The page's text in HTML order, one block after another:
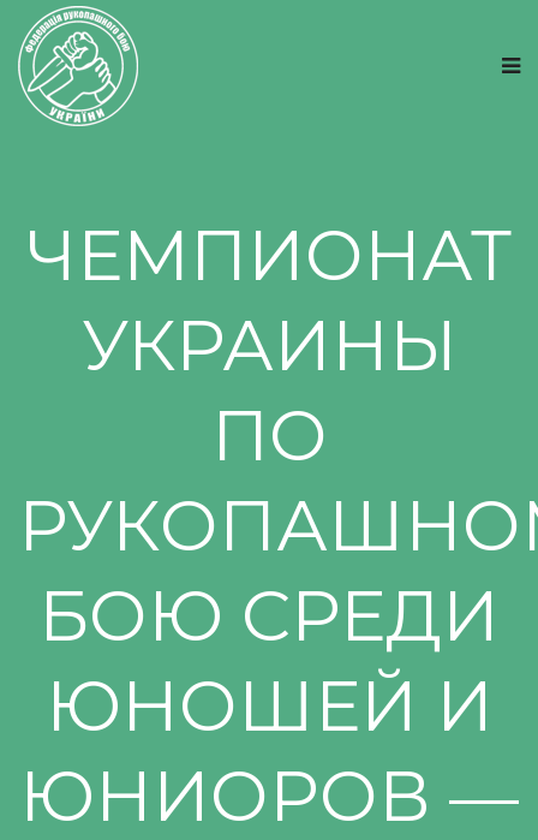
ЧЕМПИОНАТ
УКРАИНЫ
ПО
БОЮ СРЕДИ
ЮНОШЕЙ И
ЮНИОРОВ —